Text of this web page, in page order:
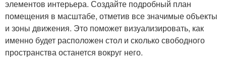
элементов интерьера. Создайте подробный план
помещения в масштабе, отметив все значимые объекты
и зоны движения. Это поможет визуализировать, как
именно будет расположен стол и сколько свободного
пространства останется вокруг него.